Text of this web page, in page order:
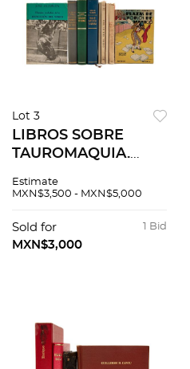
Lot 3
LIBROS SOBRE
TAUROMAQUIA.
dedicados y
autor. Pzas: 9
Estimate
MXN$3,500 - MXN$5,000
1 Bid
Sold for
MXN$3,000